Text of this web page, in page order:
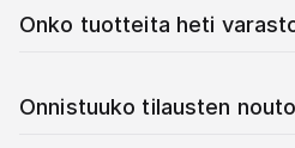
Onko tuotteita heti
Onnistuuko tilausten